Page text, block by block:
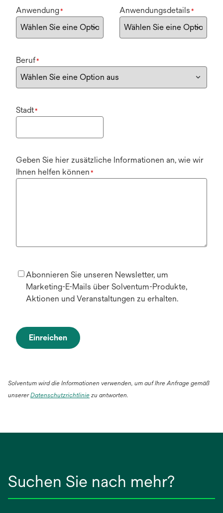
Anwendung* Anwendungsdetails *
Beruf*
Stadt*
Geben Sie hier zusätzliche Informationen an, wie wir
Ihnen helfen können *
Abonnieren Sie unseren Newsletter, um
Marketing-E-Mails über Solventum-Produkte,
Aktionen und Veranstaltungen zu erhalten.
Einreichen
Solventum wird die Informationen verwenden, um auf Ihre Anfrage gemäß
unsererDatenschutzrichtliniewird
zu antworten.
Suchen Sie nach mehr?